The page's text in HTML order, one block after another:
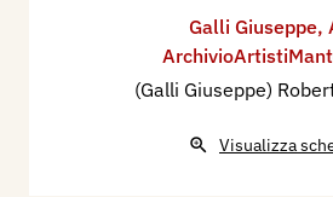
Galli Giuseppe,
(Galli Giuseppe)
Visualizza